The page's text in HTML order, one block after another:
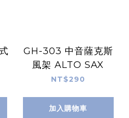
GH-303 中音薩克斯
風架 ALTO SAX
NT$290
加入購物車